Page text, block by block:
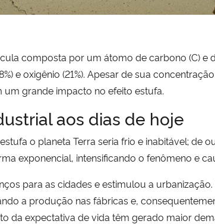
composta por um átomo de carbono (C) e
e oxigênio (21%). Apesar de sua
um grande impacto no efeito estufa.
aos dias de hoje
o planeta Terra seria frio e inabitável; de
exponencial, intensificando o fenômeno e
para as cidades e estimulou a
a produção nas fábricas e,
da expectativa de vida têm gerado maior